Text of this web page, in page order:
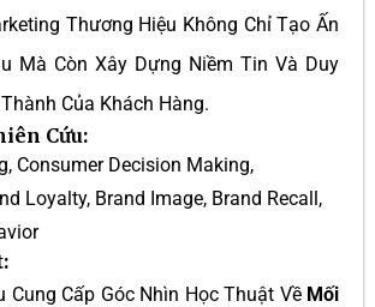
Thương Hiệu Không Chỉ Tạo Ấn
Mà Còn Xây Dựng Niềm Tin Và Duy
Của Khách Hàng.
Cứu:
Consumer Decision Making,
Loyalty, Brand Image, Brand Recall,
Cung Cấp Góc Nhìn Học Thuật Về Mối